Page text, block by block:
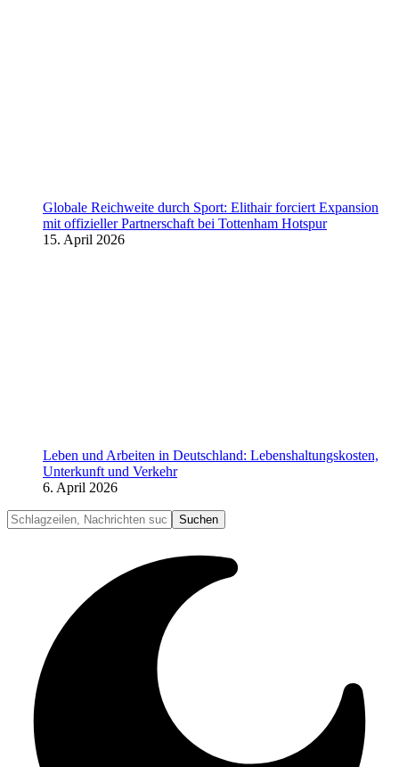
Globale Reichweite durch Sport: Elithair forciert Expansion
mit offizieller Partnerschaft bei Tottenham Hotspur
15. April 2026
Leben und Arbeiten in Deutschland: Lebenshaltungskosten,
Unterkunft und Verkehr
6. April 2026